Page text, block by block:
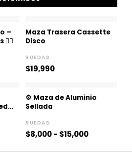
–
Maza Trasera Cassette
Disco
RUEDAS
$19,990
⚙️ Maza de Aluminio
Sellada
RUEDAS
$8,000- $15,000
de
hasta